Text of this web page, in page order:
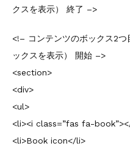
クスを表示） 終了 –>
<!– コンテンツのボックス2つ
ックスを表示） 開始 –>
<section>
<div>
<ul>
<li><i class=”fas fa-
<li>Book icon</li>